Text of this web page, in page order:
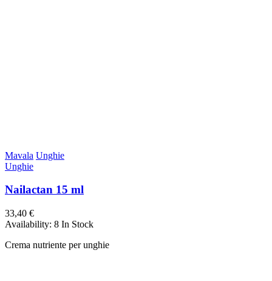
Mavala Unghie
Unghie
Nailactan 15 ml
33,40 €
Availability: 8 In Stock
Crema nutriente per unghie